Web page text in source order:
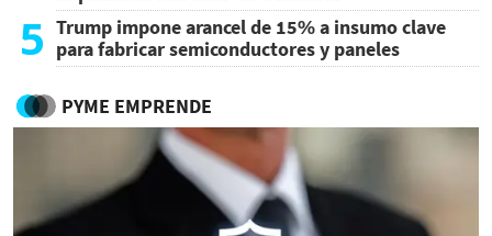
5 Trump impone arancel de 15% a insumo clave
para fabricar semiconductores y paneles
PYME EMPRENDE